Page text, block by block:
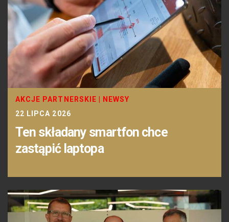
AKCJE PARTNERSKIE
NEWSY
22 LIPCA 2026
Ten składany smartfon chce
zastąpić laptopa